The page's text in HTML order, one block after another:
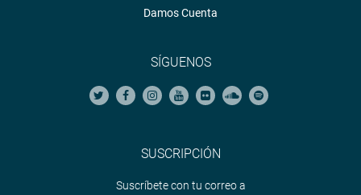
Damos Cuenta
SÍGUENOS
SUSCRIPCIÓN
Suscríbete con tu correo a